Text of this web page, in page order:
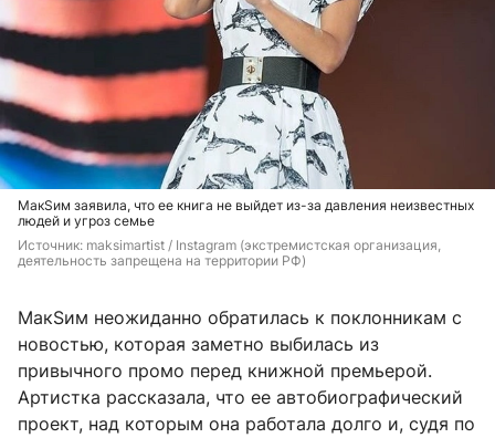
МакSим заявила, что ее книга не выйдет из-за давления неизвестных
людей и угроз семье
Источник: maksimartist / Instagram (экстремистская организация,
деятельность запрещена на территории РФ)
МакSим неожиданно обратилась к поклонникам с
новостью, которая заметно выбилась из
привычного промо перед книжной премьерой.
Артистка рассказала, что ее автобиографический
проект, над которым она работала долго и, судя по